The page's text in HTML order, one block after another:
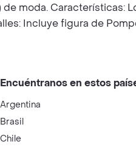
moda. Características:
Incluye figura de
Encuéntranos en estos
Argentina
Brasil
Chile